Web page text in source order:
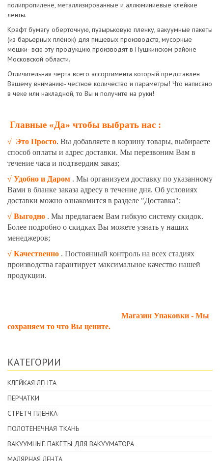
полипропилене, металлизированные и аллюминиевые клейкие
ленты.
Крафт бумагу оберточную, пузырьковую пленку, вакуумные пакеты
(из барьерных плёнок) для пищевых производств, мусорные
мешки- всю эту продукцию производят в Пушкинском районе
Московской области.
Отличительная черта всего ассортимента который представлен
Вашему вниманию- честное количество и параметры! Что написано
в чеке или накладной, то Вы и получите на руки!
Главные «Да» чтобы выбрать нас :
√ Это Просто. Вы добавляете в корзину товары, выбираете
способ оплаты и адрес доставки. Мы перезвоним Вам в
течение часа и подтвердим заказ;
√ Удобно и Даром . Мы организуем доставку по указанному
Вами в бланке заказа адресу в течение дня. Об условиях
доставки можно ознакомится в разделе "Доставка";
√ Выгодно . Мы предлагаем Вам гибкую систему скидок.
Более подробно о скидках Вы можете узнать у наших
менеджеров;
√ Качественно . Постоянный контроль на всех стадиях
производства гарантирует максимальное качество нашей
продукции.
Магазин Упаковки - Мы
сохраняем то что Вы цените.
КАТЕГОРИИ
КЛЕЙКАЯ ЛЕНТА
ПЕРЧАТКИ
СТРЕТЧ ПЛЕНКА
ПОЛОТЕНЕЧНАЯ ТКАНЬ
ВАКУУМНЫЕ ПАКЕТЫ ДЛЯ ВАКУУМАТОРА
МАЛЯРНАЯ ЛЕНТА